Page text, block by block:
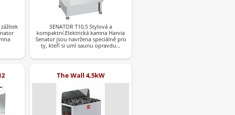
SENATOR T10,5 Stylová a
kompaktní.Elektrická kamna Harvia
Senator jsou navržena speciálně pro
ty, kteří si umí saunu opravdu…
The Wall 4,5kW